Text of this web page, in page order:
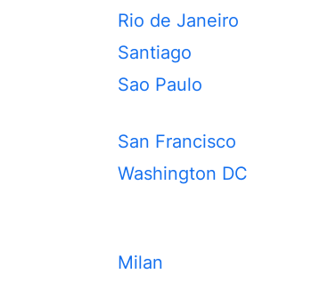
Rio de Janeiro
Santiago
Sao Paulo
San Francisco
Washington DC
Milan